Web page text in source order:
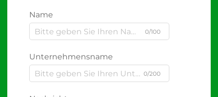
Name
0/100
Unternehmensname
0/200